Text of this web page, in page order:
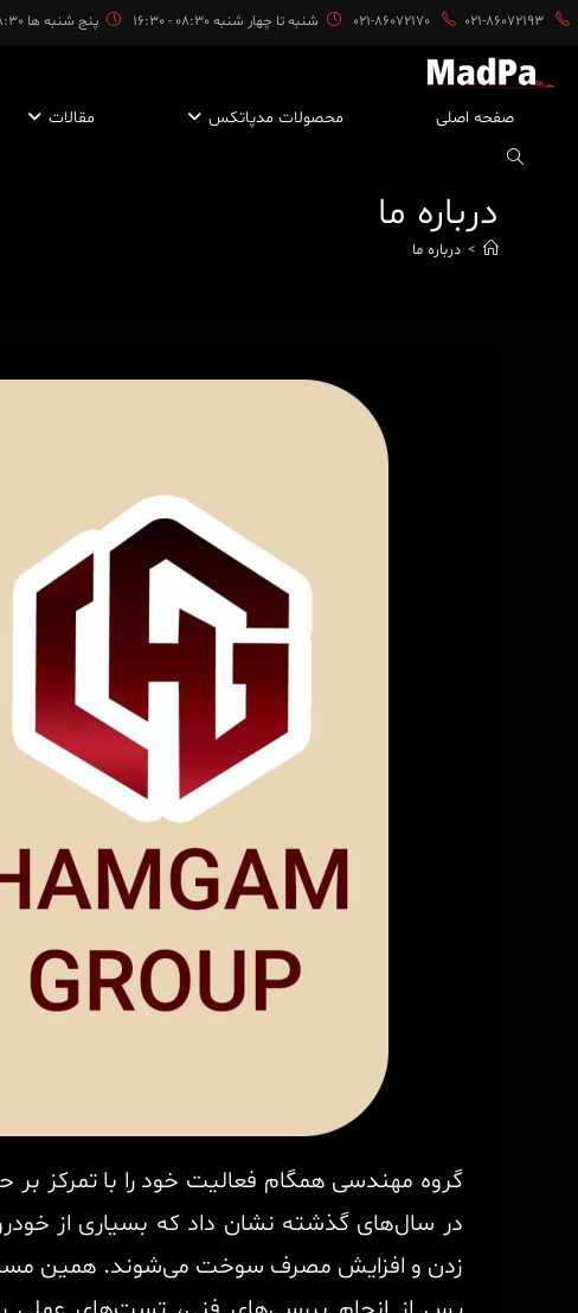
پایان
021-86072170 021-86072193 شنبه تا چهار شنبه 08:30 - 16:30 پنج شنبه ها 08:30 - 13:30
صفحه اصلی محصولات مدپاتکس مقالات
درباره ما
> درباره ما
گروه مهندسی همگام فعالیت خود را با تمرکز
در سال‌های گذشته نشان داد که بسیاری از
زدن و افزایش مصرف سوخت می‌شوند. همین